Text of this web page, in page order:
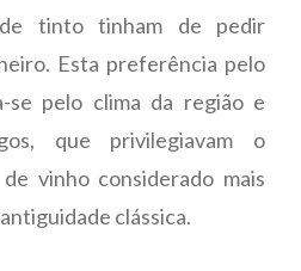
tinto tinham de pedir
Esta preferência pelo
se pelo clima da região e
que privilegiavam o
vinho considerado mais
clássica.